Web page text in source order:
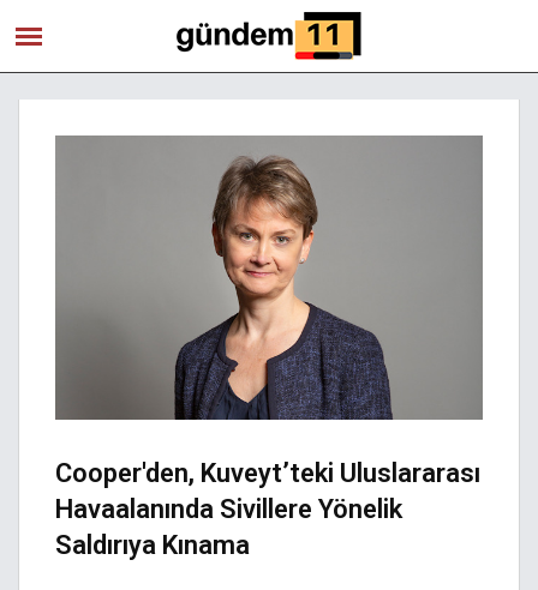
Cooper'den, Kuveyt’teki Uluslararası
Havaalanında Sivillere Yönelik
Saldırıya Kınama